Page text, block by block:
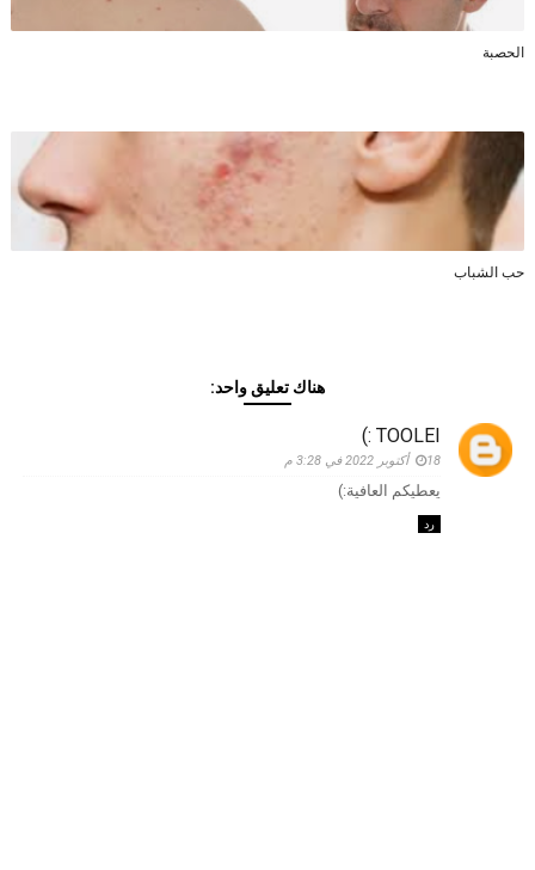
الحصبة
حب الشباب
هناك تعليق واحد:
TOOLEI :)
18 أكتوبر 2022 في 3:28 م
يعطيكم العافية:)
رد